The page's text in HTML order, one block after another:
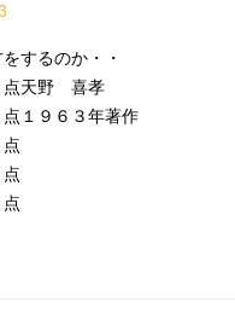
するのか・・
野 喜孝
９６３年著作